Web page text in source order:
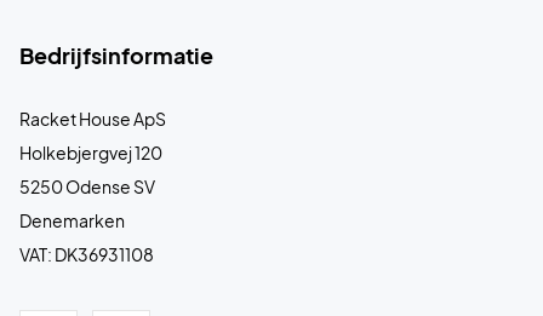
Bedrijfsinformatie
Racket House ApS
Holkebjergvej 120
5250 Odense SV
Denemarken
VAT: DK36931108